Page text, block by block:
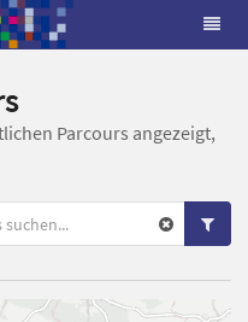
Parcours angezeigt,